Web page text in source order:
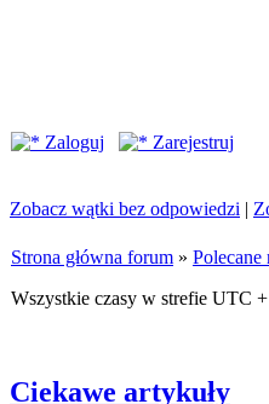
Zaloguj
Zarejestruj
Zobacz wątki bez odpowiedzi |
Strona główna forum » Polecane
Wszystkie czasy w strefie UTC
Ciekawe artykuły